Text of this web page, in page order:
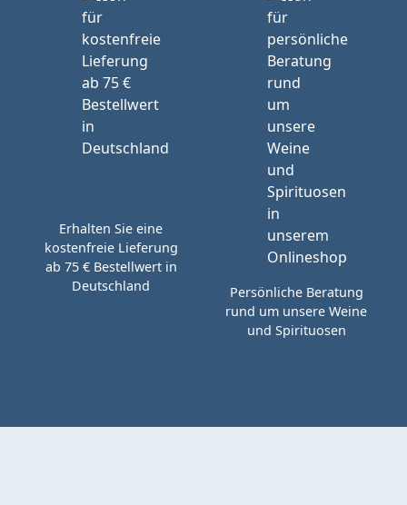
Erhalten Sie eine
kostenfreie Lieferung
ab 75 € Bestellwert in
Deutschland
Persönliche Beratung
rund um unsere Weine
und Spirituosen